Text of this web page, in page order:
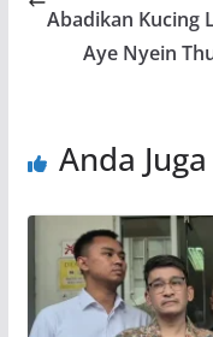
Abadikan Kucing
Aye Nyein
Anda